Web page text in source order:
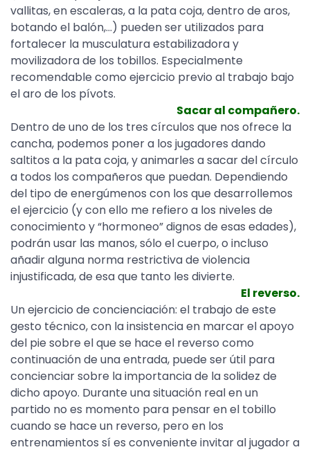
vallitas, en escaleras, a la pata coja, dentro de aros,
botando el balón,…) pueden ser utilizados para
fortalecer la musculatura estabilizadora y
movilizadora de los tobillos. Especialmente
recomendable como ejercicio previo al trabajo bajo
el aro de los pívots.
Sacar al compañero.
Dentro de uno de los tres círculos que nos ofrece la
cancha, podemos poner a los jugadores dando
saltitos a la pata coja, y animarles a sacar del círculo
a todos los compañeros que puedan. Dependiendo
del tipo de energúmenos con los que desarrollemos
el ejercicio (y con ello me refiero a los niveles de
conocimiento y “hormoneo” dignos de esas edades),
podrán usar las manos, sólo el cuerpo, o incluso
añadir alguna norma restrictiva de violencia
injustificada, de esa que tanto les divierte.
El reverso.
Un ejercicio de concienciación: el trabajo de este
gesto técnico, con la insistencia en marcar el apoyo
del pie sobre el que se hace el reverso como
continuación de una entrada, puede ser útil para
concienciar sobre la importancia de la solidez de
dicho apoyo. Durante una situación real en un
partido no es momento para pensar en el tobillo
cuando se hace un reverso, pero en los
entrenamientos sí es conveniente invitar al jugador a